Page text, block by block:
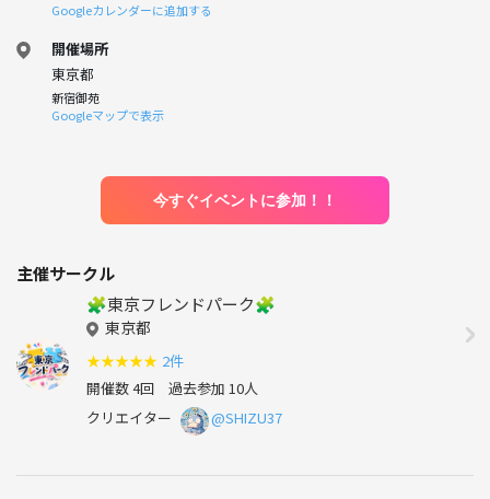
Googleカレンダーに追加する
開催場所
東京都
新宿御苑
Googleマップで表示
今すぐイベントに参加！！
主催サークル
🧩東京フレンドパーク🧩
東京都
★★★★★ 2件
開催数 4回 過去参加 10人
クリエイター
@SHIZU37